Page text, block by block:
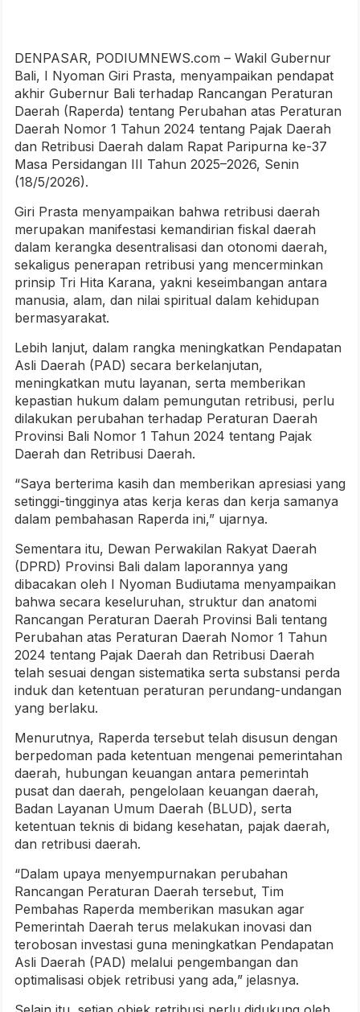
DENPASAR, PODIUMNEWS.com – Wakil Gubernur
Bali, I Nyoman Giri Prasta, menyampaikan pendapat
akhir Gubernur Bali terhadap Rancangan Peraturan
Daerah (Raperda) tentang Perubahan atas Peraturan
Daerah Nomor 1 Tahun 2024 tentang Pajak Daerah
dan Retribusi Daerah dalam Rapat Paripurna ke-37
Masa Persidangan III Tahun 2025–2026, Senin
(18/5/2026).
Giri Prasta menyampaikan bahwa retribusi daerah
merupakan manifestasi kemandirian fiskal daerah
dalam kerangka desentralisasi dan otonomi daerah,
sekaligus penerapan retribusi yang mencerminkan
prinsip Tri Hita Karana, yakni keseimbangan antara
manusia, alam, dan nilai spiritual dalam kehidupan
bermasyarakat.
Lebih lanjut, dalam rangka meningkatkan Pendapatan
Asli Daerah (PAD) secara berkelanjutan,
meningkatkan mutu layanan, serta memberikan
kepastian hukum dalam pemungutan retribusi, perlu
dilakukan perubahan terhadap Peraturan Daerah
Provinsi Bali Nomor 1 Tahun 2024 tentang Pajak
Daerah dan Retribusi Daerah.
“Saya berterima kasih dan memberikan apresiasi yang
setinggi-tingginya atas kerja keras dan kerja samanya
dalam pembahasan Raperda ini,” ujarnya.
Sementara itu, Dewan Perwakilan Rakyat Daerah
(DPRD) Provinsi Bali dalam laporannya yang
dibacakan oleh I Nyoman Budiutama menyampaikan
bahwa secara keseluruhan, struktur dan anatomi
Rancangan Peraturan Daerah Provinsi Bali tentang
Perubahan atas Peraturan Daerah Nomor 1 Tahun
2024 tentang Pajak Daerah dan Retribusi Daerah
telah sesuai dengan sistematika serta substansi perda
induk dan ketentuan peraturan perundang-undangan
yang berlaku.
Menurutnya, Raperda tersebut telah disusun dengan
berpedoman pada ketentuan mengenai pemerintahan
daerah, hubungan keuangan antara pemerintah
pusat dan daerah, pengelolaan keuangan daerah,
Badan Layanan Umum Daerah (BLUD), serta
ketentuan teknis di bidang kesehatan, pajak daerah,
dan retribusi daerah.
“Dalam upaya menyempurnakan perubahan
Rancangan Peraturan Daerah tersebut, Tim
Pembahas Raperda memberikan masukan agar
Pemerintah Daerah terus melakukan inovasi dan
terobosan investasi guna meningkatkan Pendapatan
Asli Daerah (PAD) melalui pengembangan dan
optimalisasi objek retribusi yang ada,” jelasnya.